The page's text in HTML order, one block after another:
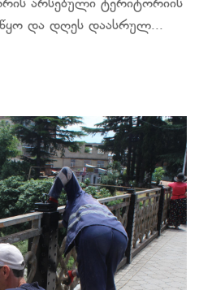
არსებული ტერიტორიის
და დღეს დაასრულ...